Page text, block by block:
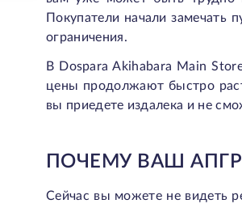
Покупатели начали замечать
ограничения.
В Dospara Akihabara Main
цены продолжают быстро
вы приедете издалека и не
ПОЧЕМУ ВАШ
Сейчас вы можете не видеть